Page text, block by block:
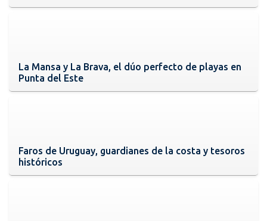
La Mansa y La Brava, el dúo perfecto de playas en
Punta del Este
Faros de Uruguay, guardianes de la costa y tesoros
históricos